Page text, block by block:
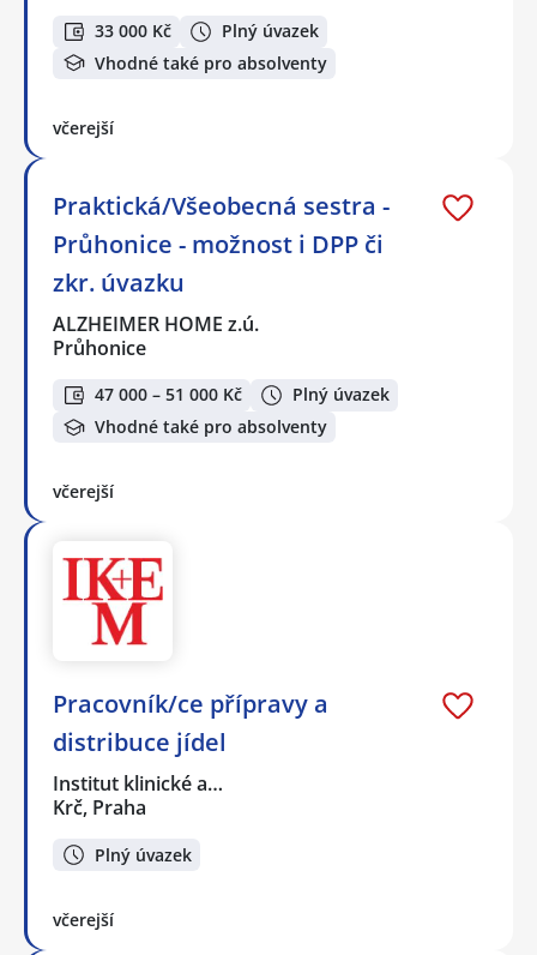
33 000 Kč
Plný úvazek
Vhodné také pro absolventy
včerejší
Praktická/Všeobecná sestra -
Průhonice - možnost i DPP či
zkr. úvazku
ALZHEIMER HOME z.ú.
Průhonice
47 000 – 51 000 Kč
Plný úvazek
Vhodné také pro absolventy
včerejší
Pracovník/ce přípravy a
distribuce jídel
Institut klinické a…
Krč, Praha
Plný úvazek
včerejší